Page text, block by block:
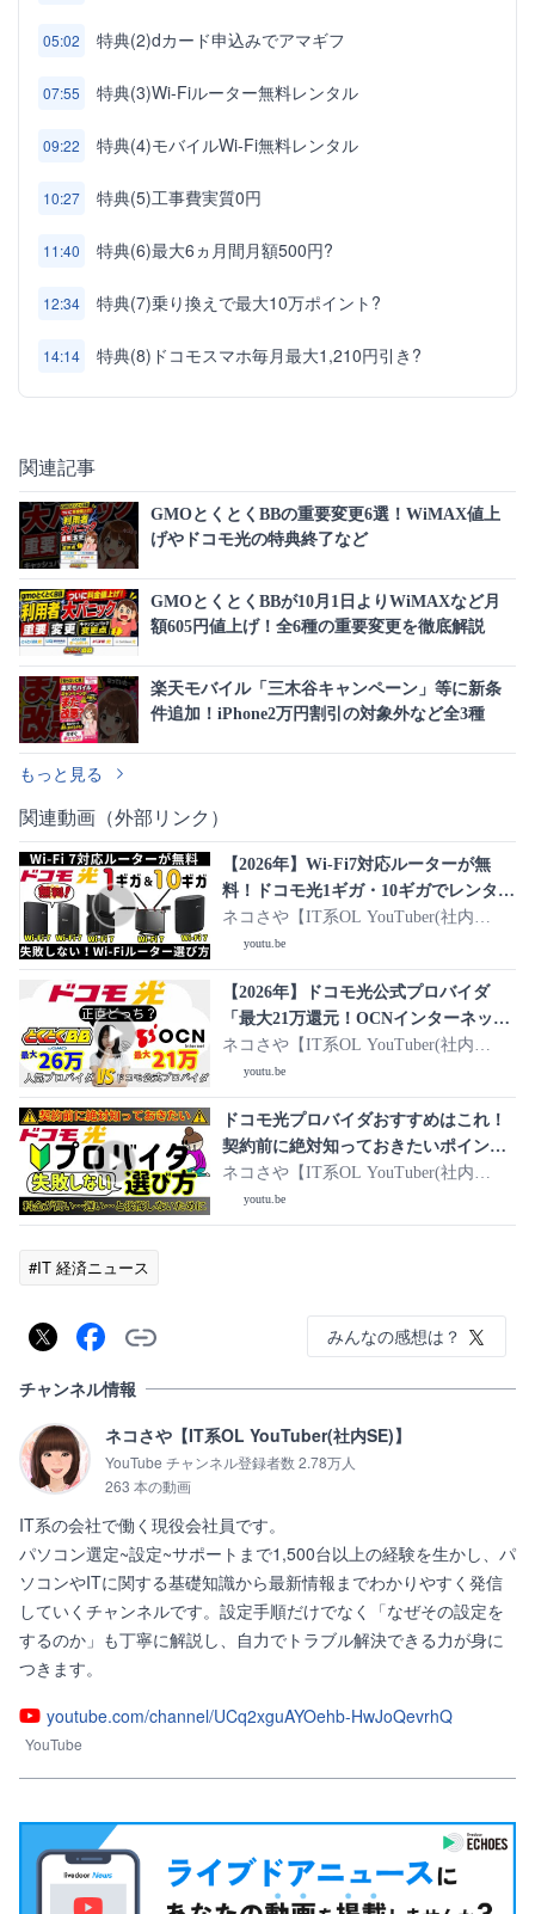
05:02 特典(2)dカード申込みでアマギフ
07:55 特典(3)Wi-Fiルーター無料レンタル
09:22 特典(4)モバイルWi-Fi無料レンタル
10:27 特典(5)工事費実質0円
11:40 特典(6)最大6ヵ月間月額500円?
12:34 特典(7)乗り換えで最大10万ポイント?
14:14 特典(8)ドコモスマホ毎月最大1,210円引き?
関連記事
GMOとくとくBBの重要変更6選！WiMAX値上
げやドコモ光の特典終了など
GMOとくとくBBが10月1日よりWiMAXなど月
額605円値上げ！全6種の重要変更を徹底解説
楽天モバイル「三木谷キャンペーン」等に新条
件追加！iPhone2万円割引の対象外など全3種
もっと見る
関連動画（外部リンク）
【2026年】Wi-Fi7対応ルーターが無
料！ドコモ光1ギガ・10ギガでレンタル
できるWi-Fiルーターのおすすめは？失
敗しない！Wi-Fiルーターの選び方
(GMOとくとくBB/OCNインターネッ
ト)
ネコさや【IT系OL YouTuber(社内
SE)】
youtu.be
【2026年】ドコモ光公式プロバイダ
「最大21万還元！OCNインターネッ
ト」VS 高額キャッシュバック「最大26
万還元！GMOとくとくBB」プロバイ
ダ違い徹底比較！キャンペーン/料金/速
度など
ネコさや【IT系OL YouTuber(社内
SE)】
youtu.be
ドコモ光プロバイダおすすめはこれ！
契約前に絶対知っておきたいポイント
(GMOとくとくBB/OCNインターネッ
トなど)
ネコさや【IT系OL YouTuber(社内
SE)】
youtu.be
#IT 経済ニュース
みんなの感想は？
チャンネル情報
ネコさや【IT系OL YouTuber(社内SE)】
YouTube チャンネル登録者数 2.78万人
263 本の動画
IT系の会社で働く現役会社員です。
パソコン選定~設定~サポートまで1,500台以上の経験を生かし、パ
ソコンやITに関する基礎知識から最新情報までわかりやすく発信
していくチャンネルです。設定手順だけでなく「なぜその設定を
するのか」も丁寧に解説し、自力でトラブル解決できる力が身に
つきます。
youtube.com/channel/UCq2xguAYOehb-HwJoQevrhQ
YouTube